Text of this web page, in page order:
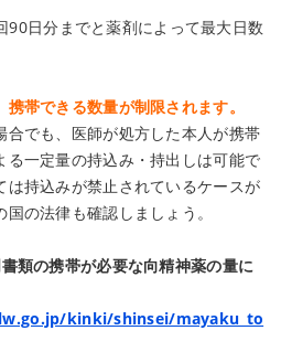
90日分までと薬剤によって最大日数
帯できる数量が制限されます。
合でも、医師が処方した本人が携帯
る一定量の持込み・持出しは可能で
は持込みが禁止されているケースが
の法律も確認しましょう。
類の携帯が必要な向精神薬の量に
kinki/shinsei/mayaku_to